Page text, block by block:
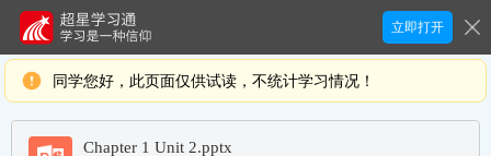
立即打开
同学您好，此页面仅供试读，不统计学习情况！